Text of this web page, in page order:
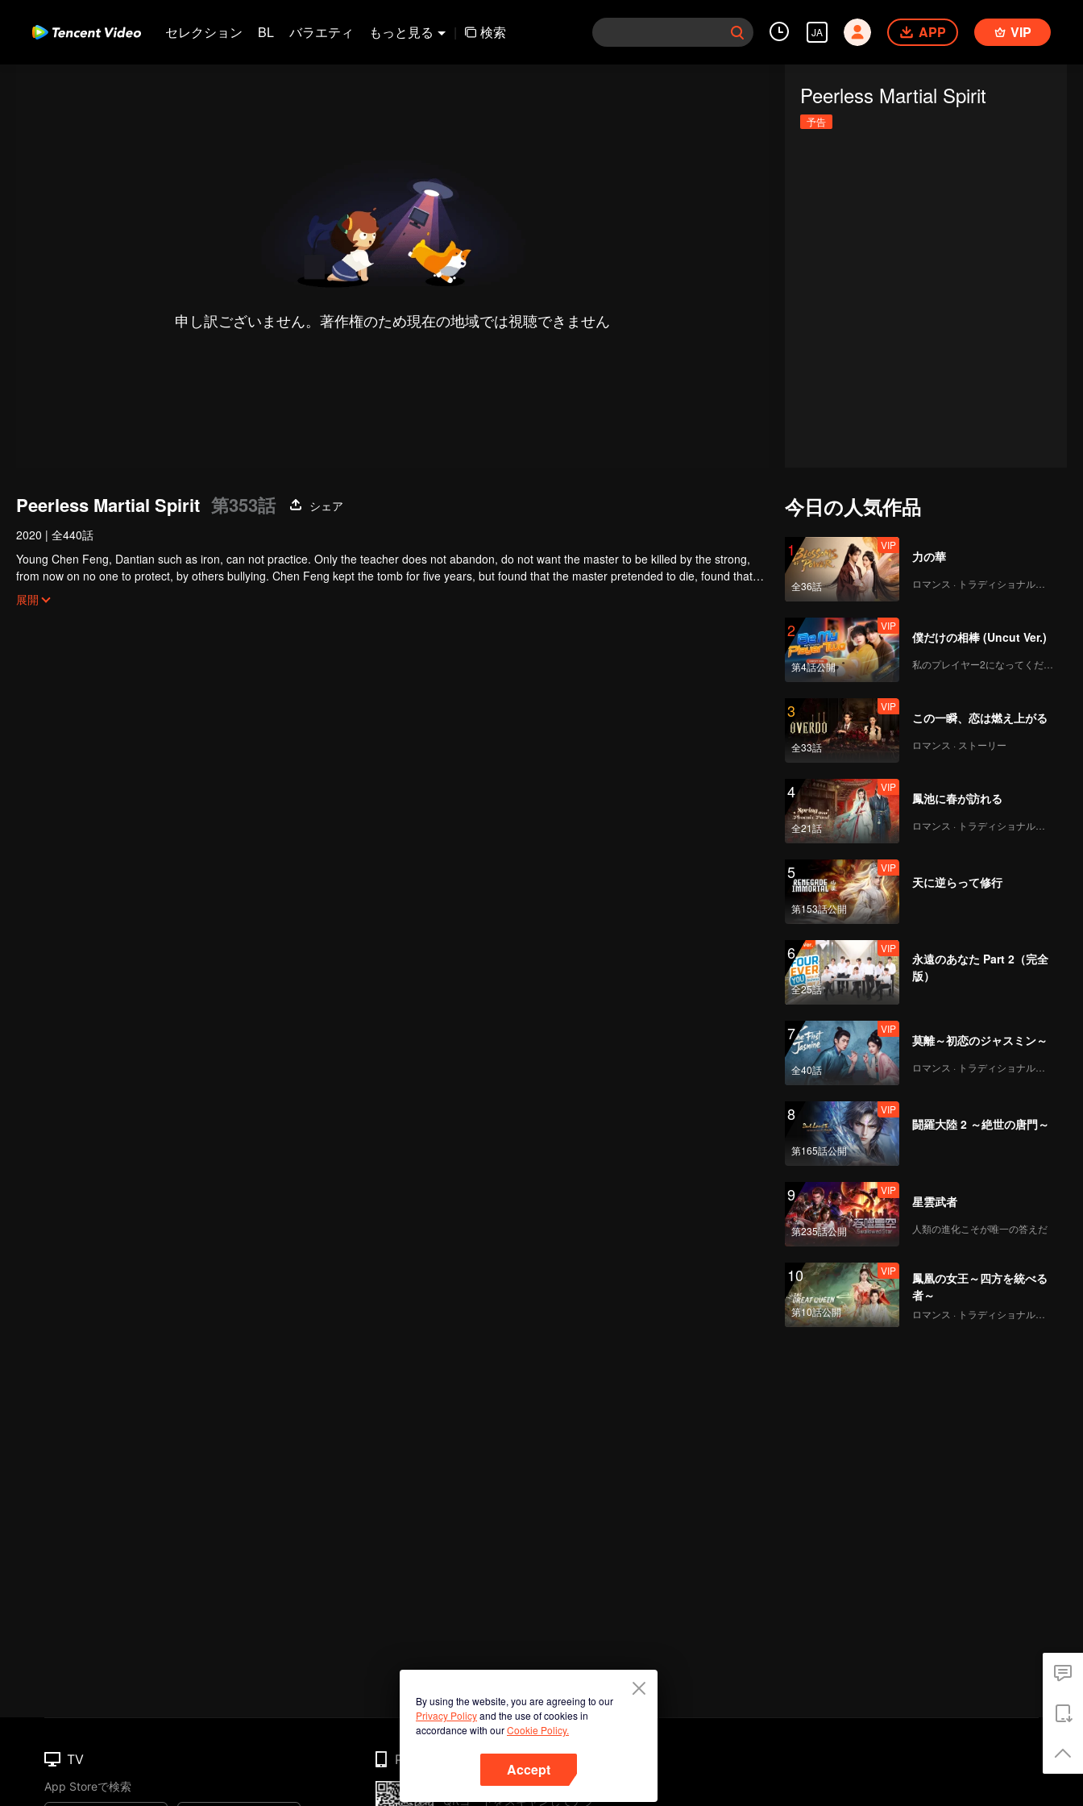
セレクション BL バラエティ もっと見る | 検索 JA APP VIP
申し訳ございません。著作権のため現在の地域では視聴できません
Peerless Martial Spirit
予告
Peerless Martial Spirit 第353話
シェア
2020 | 全440話
Young Chen Feng, Dantian such as iron, can not practice. Only the teacher does not abandon, do not want the master to be killed by the strong,
from now on no one to protect, by others bullying. Chen Feng kept the tomb for five years, but found that the master pretended to die, found that
the master left the supreme dragon blood, mysterious ancient tripod. From then on, Chen Feng rose up against the sky, set foot on the road to find
the master and become the strong.
展開
今日の人気作品
1
全36話
VIP
力の華
ロマンス · トラディショナル・コスチューム
2
第4話公開
VIP
僕だけの相棒 (Uncut Ver.)
私のプレイヤー2になってください
3
全33話
VIP
この一瞬、恋は燃え上がる
ロマンス · ストーリー
4
全21話
VIP
鳳池に春が訪れる
ロマンス · トラディショナル・コスチューム
5
第153話公開
VIP
天に逆らって修行
6
全25話
VIP
永遠のあなた Part 2（完全
版）
7
全40話
VIP
莫離～初恋のジャスミン～
ロマンス · トラディショナル・コスチューム
8
第165話公開
VIP
闘羅大陸 2 ～絶世の唐門～
9
第235話公開
VIP
星雲武者
人類の進化こそが唯一の答えだ
10
第10話公開
VIP
鳳凰の女王～四方を統べる
者～
ロマンス · トラディショナル・コスチューム · ファンタジー
By using the website, you are agreeing to our
Privacy Policyand the use of cookies in
accordance with ourCookie Policy.
Accept
TV
App Storeで検索
Phone
QRコードをスキャンしてアプ